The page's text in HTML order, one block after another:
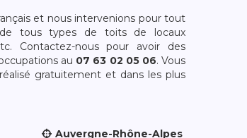
et nous intervenions pour tout
tous types de toits de locaux
Contactez-nous pour avoir des
au 07 63 02 05 06. Vous
gratuitement et dans les plus
Auvergne-Rhône-Alpes